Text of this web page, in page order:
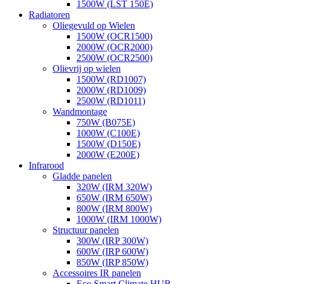
1500W (LST 150E)
Radiatoren
Oliegevuld op Wielen
1500W (OCR1500)
2000W (OCR2000)
2500W (OCR2500)
Olievrij op wielen
1500W (RD1007)
2000W (RD1009)
2500W (RD1011)
Wandmontage
750W (B075E)
1000W (C100E)
1500W (D150E)
2000W (E200E)
Infrarood
Gladde panelen
320W (IRM 320W)
650W (IRM 650W)
800W (IRM 800W)
1000W (IRM 1000W)
Structuur panelen
300W (IRP 300W)
600W (IRP 600W)
850W (IRP 850W)
Accessoires IR panelen